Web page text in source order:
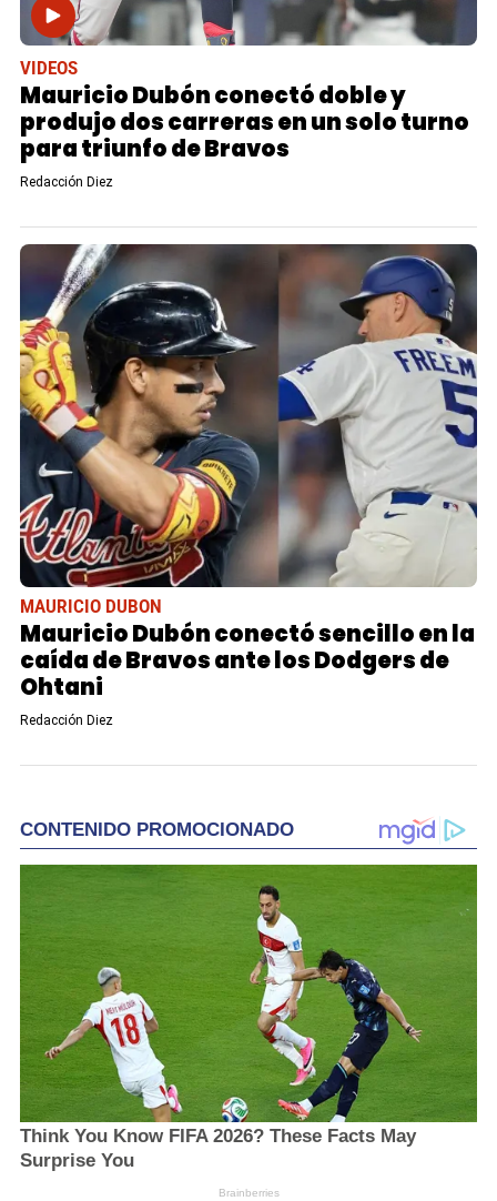
VIDEOS
Mauricio Dubón conectó doble y
produjo dos carreras en un solo turno
para triunfo de Bravos
Redacción Diez
MAURICIO DUBON
Mauricio Dubón conectó sencillo en la
caída de Bravos ante los Dodgers de
Ohtani
Redacción Diez